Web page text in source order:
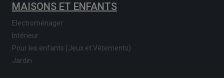
MAISONS ET ENFANTS
Electroménager
Intérieur
Pour les enfants (Jeux et Vêtements)
Jardin